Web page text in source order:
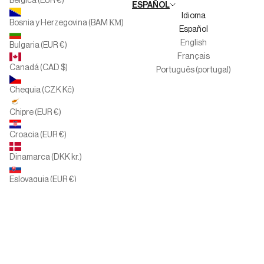
Canal del informante
Bosnia y Herzegovina (BAM КМ)
Bulgaria (EUR €)
Canadá (CAD $)
Chequia (CZK Kč)
Chipre (EUR €)
Croacia (EUR €)
Dinamarca (DKK kr.)
Eslovaquia (EUR €)
ESPAÑOL
Idioma
Español
English
Français
Português (portugal)